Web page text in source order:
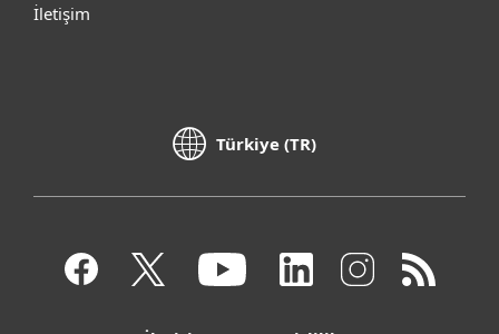
İletişim
Türkiye (TR)